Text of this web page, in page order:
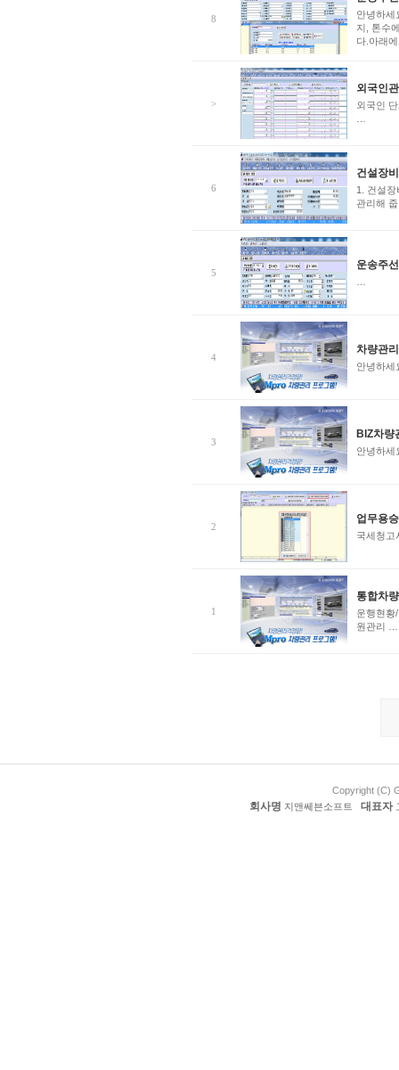
8
안녕하세
지, 톤수
다.아래
>
외국인
외국인
6
건설장
1. 건설
관리해
5
운송주
4
차량관
안녕하
3
BIZ차량
안녕하
2
업무용
국세청
1
통합차
운행현황
원관리 …
Copyright (C)
회사명 지앤쎄븐소프트 대표자